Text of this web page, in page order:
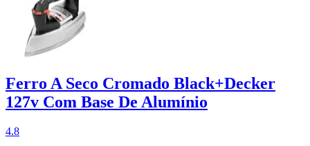
Ferro A Seco Cromado Black+Decker
127v Com Base De Alumínio
4.8